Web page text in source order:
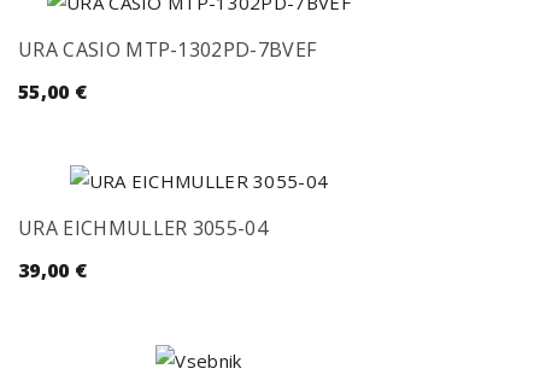
URA CASIO MTP-1302PD-7BVEF
55,00 €
URA EICHMULLER 3055-04
39,00 €